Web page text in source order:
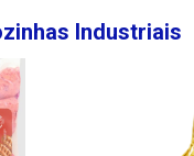
Industriais